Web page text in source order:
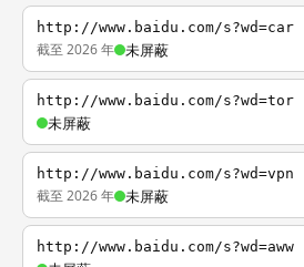
http://www.baidu.com/s?wd=car
截至 2026 年 未屏蔽
http://www.baidu.com/s?wd=tor
未屏蔽
http://www.baidu.com/s?wd=vpn
截至 2026 年 未屏蔽
http://www.baidu.com/s?wd=aww